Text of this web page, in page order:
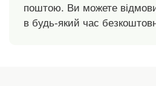
поштою. Ви можете
в будь-який час